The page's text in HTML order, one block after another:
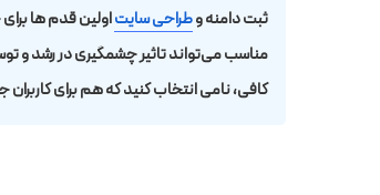
ثبت دامنه وطراحی سایتاولین قدم ها
مناسب می‌تواند تاثیر چشمگیری در رشد و
کافی، نامی انتخاب کنید که هم برای